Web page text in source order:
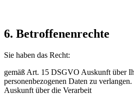
6. Betroffenenrechte
Sie haben das Recht:
gemäß Art. 15 DSGVO Auskunft über
personenbezogenen Daten zu
Auskunft über die Verarbeit